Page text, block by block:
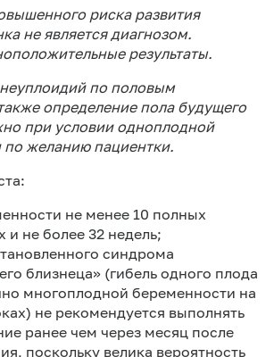
риска развития
не является диагнозом.
результаты.
по половым
определение пола будущего
при условии одноплодной
по желанию пациентки.
не менее 10 полных
и не более 32 недель;
синдрома
близнеца» (гибель одного плода
многоплодной беременности на
не рекомендуется выполнять
ранее чем через месяц после
поскольку велика вероятность